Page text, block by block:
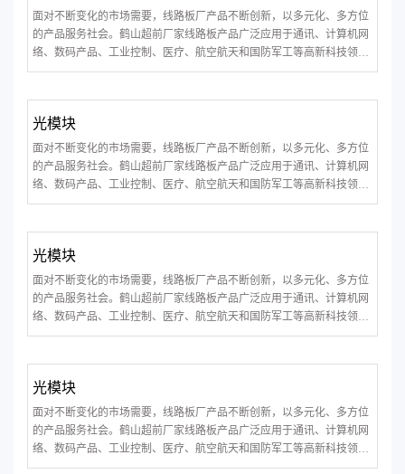
面对不断变化的市场需要，线路板厂产品不断创新，以多元化、多方位
的产品服务社会。鹤山超前厂家线路板产品广泛应用于通讯、计算机网
络、数码产品、工业控制、医疗、航空航天和国防军工等高新科技领
域。
光模块
面对不断变化的市场需要，线路板厂产品不断创新，以多元化、多方位
的产品服务社会。鹤山超前厂家线路板产品广泛应用于通讯、计算机网
络、数码产品、工业控制、医疗、航空航天和国防军工等高新科技领
域。
光模块
面对不断变化的市场需要，线路板厂产品不断创新，以多元化、多方位
的产品服务社会。鹤山超前厂家线路板产品广泛应用于通讯、计算机网
络、数码产品、工业控制、医疗、航空航天和国防军工等高新科技领
域。
光模块
面对不断变化的市场需要，线路板厂产品不断创新，以多元化、多方位
的产品服务社会。鹤山超前厂家线路板产品广泛应用于通讯、计算机网
络、数码产品、工业控制、医疗、航空航天和国防军工等高新科技领
域。